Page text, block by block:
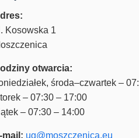
Kosowska 1
otwarcia:
środa–czwartek –
– 07:30 – 17:00
– 07:30 – 14:00
mail: ug@moszczenica.eu